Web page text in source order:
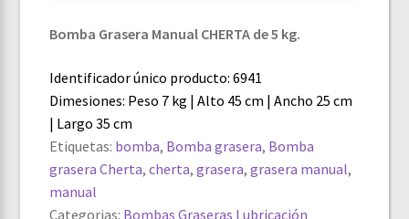
Bomba Grasera Manual CHERTA de 5 kg.
Identificador único producto: 6941
Dimesiones: Peso 7 kg | Alto 45 cm | Ancho 25 cm
| Largo 35 cm
Etiquetas: bomba, Bomba grasera, Bomba
grasera Cherta,cherta,grasera,grasera manual,
manual
Categorias: Bombas Graseras Lubricación